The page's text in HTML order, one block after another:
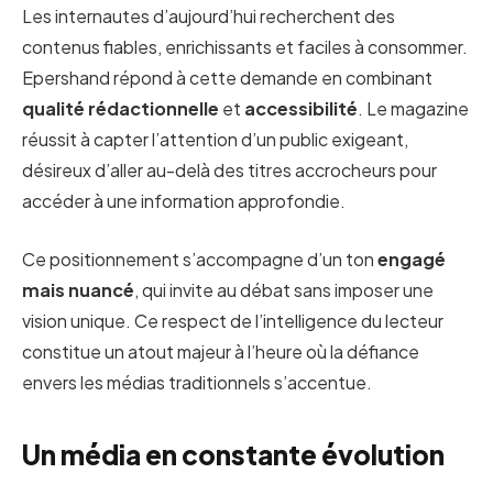
Les internautes d’aujourd’hui recherchent des
contenus fiables, enrichissants et faciles à consommer.
Epershand répond à cette demande en combinant
qualité rédactionnelle et accessibilité. Le magazine
réussit à capter l’attention d’un public exigeant,
désireux d’aller au-delà des titres accrocheurs pour
accéder à une information approfondie.
Ce positionnement s’accompagne d’un tonengagé
mais nuancé, qui invite au débat sans imposer une
vision unique. Ce respect de l’intelligence du lecteur
constitue un atout majeur à l’heure où la défiance
envers les médias traditionnels s’accentue.
Un média en constante évolution